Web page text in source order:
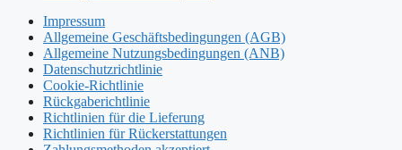
Impressum
Allgemeine Geschäftsbedingungen (AGB)
Allgemeine Nutzungsbedingungen (ANB)
Datenschutzrichtlinie
Cookie-Richtlinie
Rückgaberichtlinie
Richtlinien für die Lieferung
Richtlinien für Rückerstattungen